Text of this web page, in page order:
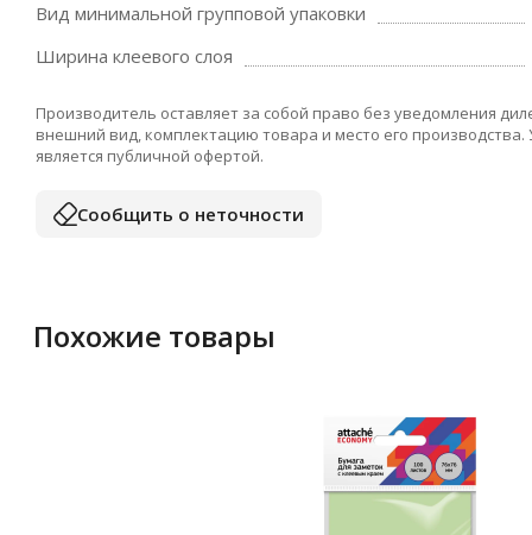
Вид минимальной групповой упаковки
Ширина клеевого слоя
Производитель оставляет за собой право без уведомления
внешний вид, комплектацию товара и место его
является публичной офертой.
Сообщить о неточности
Похожие товары